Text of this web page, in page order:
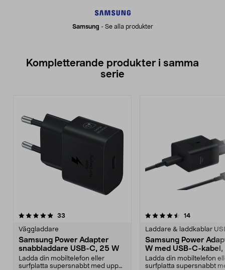
Samsung - Se alla produkter
Kompletterande produkter i samma
serie
33
Väggladdare
Samsung Power Adapter
snabbladdare USB-C, 25 W
Ladda din mobiltelefon eller
surfplatta supersnabbt med upp
4.5av 5 stjärnor 14recensioner
Laddare & laddkablar
Samsung Power
W med USB-C-
Ladda din mobiltelefon
surfplatta supersnabbt